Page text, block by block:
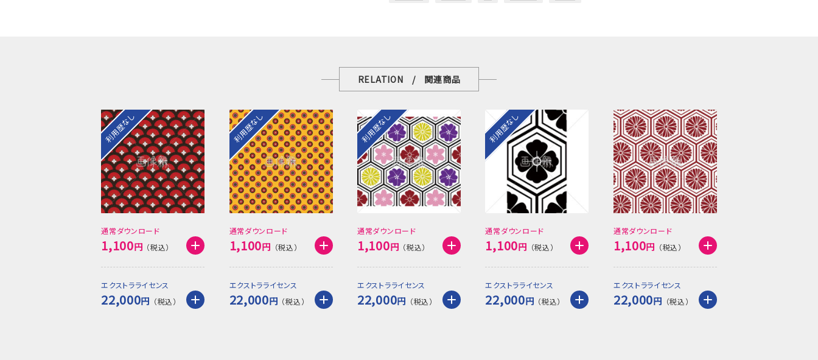
RELATION / 関連商品
利用歴なし
通常ダウンロード
1,100円
エクストラライセンス
22,000円
利用歴なし
通常ダウンロード
1,100円
エクストラライセンス
22,000円
利用歴なし
通常ダウンロード
1,100円
エクストラライセンス
22,000円
利用歴なし
通常ダウンロード
1,100円
エクストラライセンス
22,000円
通常ダウンロード
1,100円
エクストラライセンス
22,000円